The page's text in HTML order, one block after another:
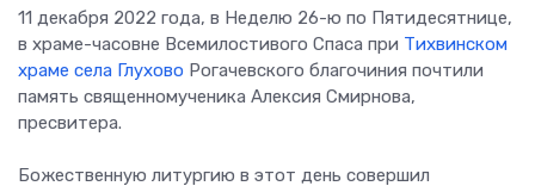
11 декабря 2022 года, в Неделю 26-ю по Пятидесятнице,
в храме-часовне Всемилостивого Спаса при Тихвинском
храме села Глухово Рогачевского благочиния почтили
память священномученика Алексия Смирнова,
пресвитера.
Божественную литургию в этот день совершил